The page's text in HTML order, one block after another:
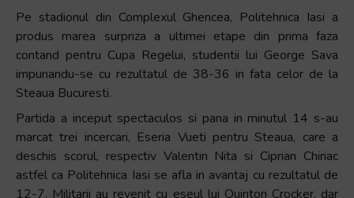
Pe stadionul din Complexul Ghencea, Politehnica Iasi a
produs marea surpriza a ultimei etape din prima faza
contand pentru Cupa Regelui, studentii lui George Sava
impunandu-se cu rezultatul de 38-36 in fata celor de la
Steaua Bucuresti.
Partida a inceput spectaculos si pana in minutul 14 s-au
marcat trei incercari, Eseria Vueti pentru Steaua, care a
deschis scorul, respectiv Valentin Nita si Ciprian Chiriac
astfel ca Politehnica Iasi se afla in avantaj cu rezultatul de
12-7. Militarii au revenit cu eseul lui Quinton Crocker, dar